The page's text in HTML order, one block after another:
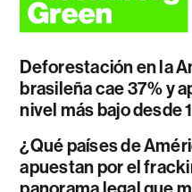
Deforestación en la
brasileña cae 37% y
nivel más bajo desde
¿Qué países de
apuestan por el